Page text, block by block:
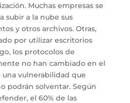
Muchas empresas se
subir a la nube sus
y otros archivos. Otras,
por utilizar escritorios
los protocolos de
no han cambiado en el
vulnerabilidad que
podrán solventar. Según
el 60% de las